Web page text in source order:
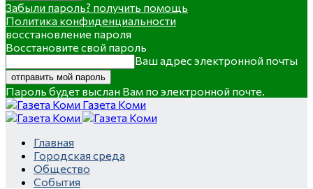
Забыли пароль? получить помощь
Политика конфиденциальности
восстановление пароля
Восстановите свой пароль
Ваш адрес электронной почты
Пароль будет выслан Вам по электронной почте.
Газета Коми
Главная
Городская среда
Общество
События